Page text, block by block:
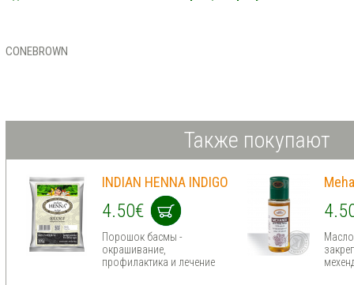
CONEBROWN
Также покупают
INDIAN HENNA INDIGO
4.50€
Порошок басмы -
окрашивание,
профилактика и лечение
Масло